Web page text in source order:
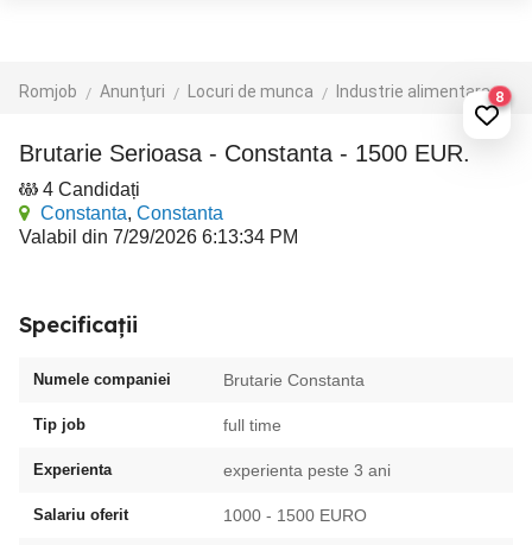
Romjob Anunțuri Locuri de munca Industrie alimentara 8
Brutarie Serioasa - Constanta - 1500 EUR.
4 Candidați
Constanta, Constanta
Valabil din 7/29/2026 6:13:34 PM
Specificații
Numele companiei Brutarie Constanta
Tip job full time
Experienta experienta peste 3 ani
Salariu oferit 1000 - 1500 EURO